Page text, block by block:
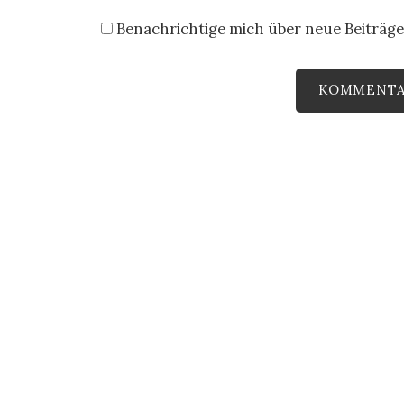
Benachrichtige mich über neue